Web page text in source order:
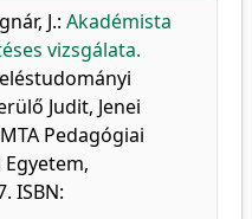
J.: Akadémista
vizsgálata.
Judit, Jenei
Pedagógiai
ISBN: